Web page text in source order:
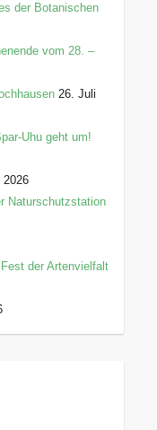
der Botanischen
vom 28. –
26. Juli
Uhu geht um!
2026
Naturschutzstation
der Artenvielfalt